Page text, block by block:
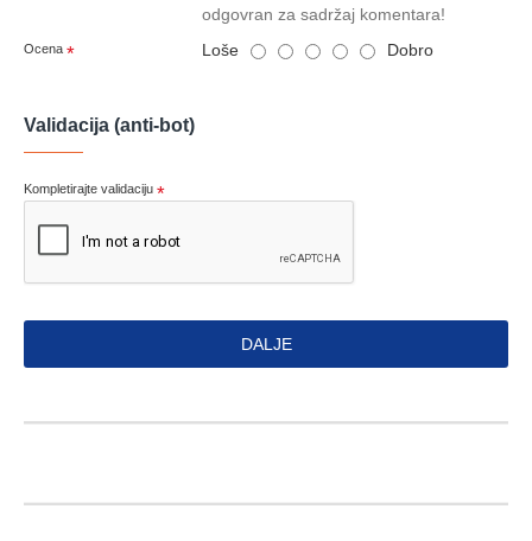
odgovran za sadržaj komentara!
Ocena Loše Dobro
Validacija (anti-bot)
Kompletirajte validaciju
DALJE